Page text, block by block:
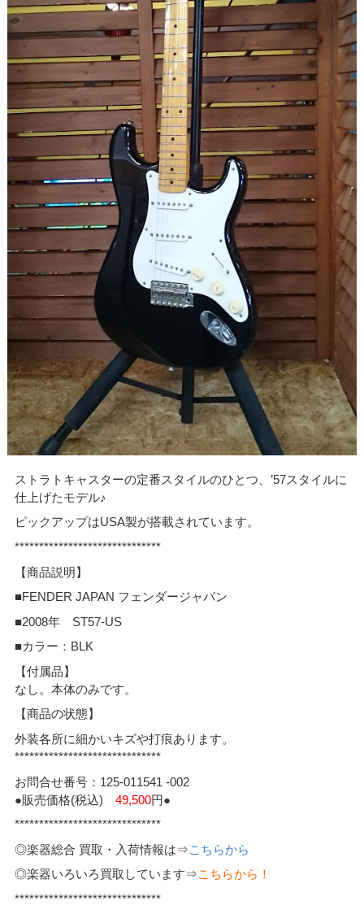
ストラトキャスターの定番スタイルのひとつ、’57スタイルに
仕上げたモデル♪
ピックアップはUSA製が搭載されています。
******************************
【商品説明】
■FENDER JAPAN フェンダージャパン
■2008年 ST57-US
■カラー：BLK
【付属品】
なし。本体のみです。
【商品の状態】
外装各所に細かいキズや打痕あります。
******************************
お問合せ番号：125-011541 -002
●販売価格(税込)49,500円●
******************************
◎楽器総合 買取・入荷情報は⇒こちらから
◎楽器いろいろ買取しています⇒こちらから！
******************************